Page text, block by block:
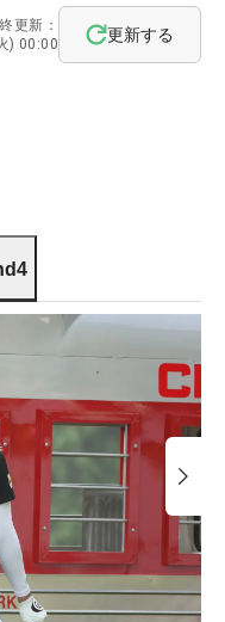
更新：
) 00:00
更新する